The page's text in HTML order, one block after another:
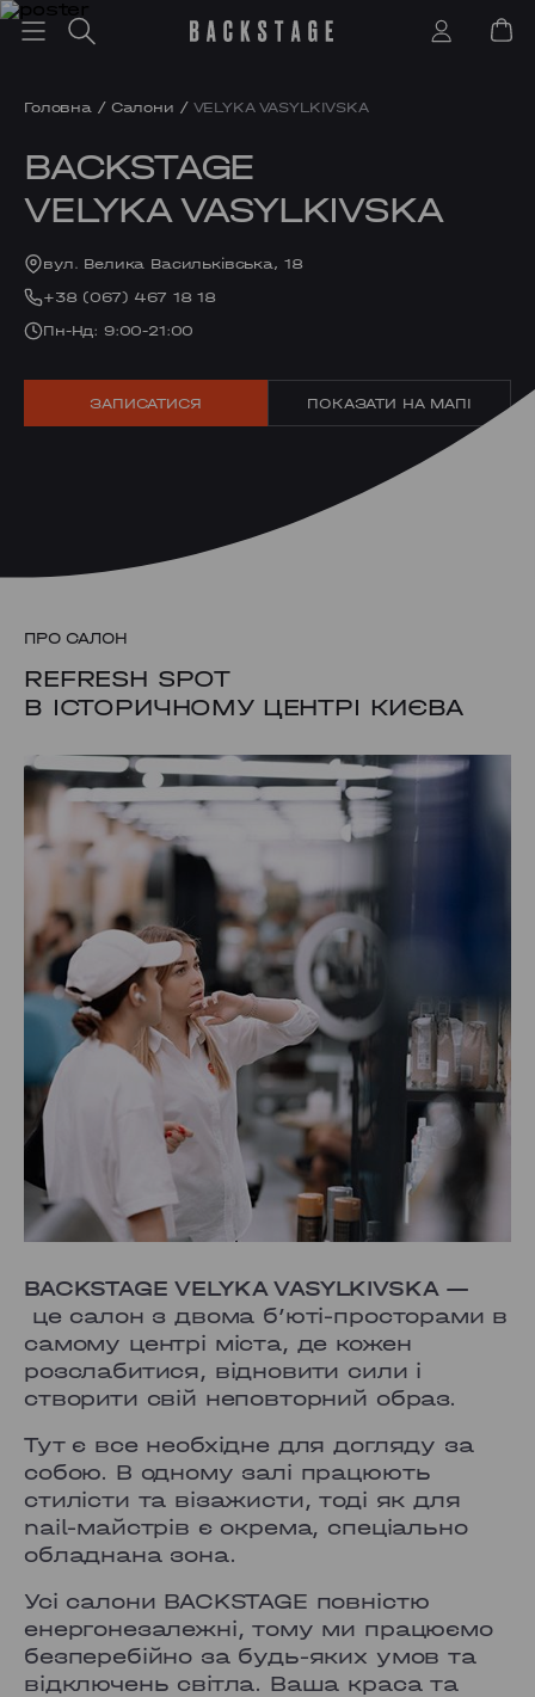
Головна / Салони / VELYKA VASYLKIVSKA
BACKSTAGE
VELYKA VASYLKIVSKA
вул. Велика Васильківська, 18
+38 (067) 467 18 18
Пн-Нд: 9:00-21:00
ЗАПИСАТИСЯ ПОКАЗАТИ НА МАПІ
ПРО САЛОН
REFRESH SPOT
В ІСТОРИЧНОМУ ЦЕНТРІ КИЄВА
BACKSTAGE VELYKA VASYLKIVSKA —
це салон з двома б’юті-просторами в
самому центрі міста, де кожен
розслабитися, відновити сили і
створити свій неповторний образ.
Тут є все необхідне для догляду за
собою. В одному залі працюють
стилісти та візажисти, тоді як для
nail-майстрів є окрема, спеціально
обладнана зона.
Усі салони BACKSTAGE повністю
енергонезалежні, тому ми працюємо
безперебійно за будь-яких умов та
відключень світла. Ваша краса та